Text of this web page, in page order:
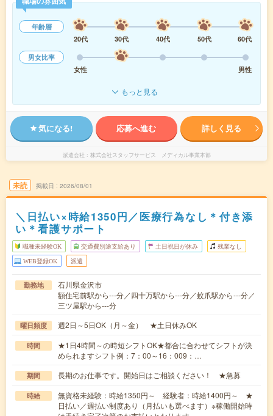
年齢層
20代
30代 40代 50代
60代
男女比率
女性
男性
もっと見る
気になる! 応募へ進む 詳しく見る
派遣会社 株式会社スタッフサービス メディカル事業本部
未読 掲載日 2026/08/01
＼日払い×時給1350円／医療行為なし＊付き添
い＊看護サポート
職種未経験OK 交通費別途支給あり 土日祝日が休み 残業なし
WEB登録OK 派遣
勤務地
石川県金沢市
額住宅前駅から---分／四十万駅から---分／蚊爪駅から---分／
三ツ屋駅から---分
曜日頻度 週2日～5日OK（月～金） ★土日休みOK
時間
★1日4時間～の時短シフトOK★都合に合わせてシフトが決
められますシフト例：7：00～16：009：…
期間 長期のお仕事です。開始日はご相談ください！ ★急募
時給
無資格未経験：時給1350円～ 経験者：時給1400円～ ★
日払い／週払い制度あり（月払いも選べます）※稼働開始時